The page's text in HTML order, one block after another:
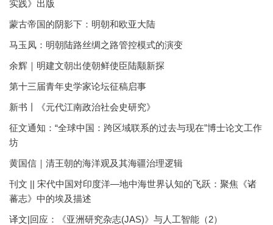
实践》出版
蒙古帝国的阴影下：明朝和欧亚大陆
马玉凤：明朝陆路丝绸之路管控模式的演变
余辉｜明建文朝出使朝鲜使臣陆颙新探
第十三届青年史学家论坛征稿启事
新书丨《元代江南政治社会史研究》
征文通知：“全球中国：跨区域联系的过去与现在”博士论文工作
坊
黄国信｜清王朝的海洋观及其海疆治理逻辑
刊文 || 宋代中国对印度洋—地中海世界认知的飞跃：聚焦《诸
蕃志》中的埃及描述
译文|回应：《亚洲研究杂志(JAS)》与人工智能（2）